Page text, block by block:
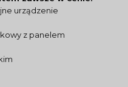
urządzenie
z panelem